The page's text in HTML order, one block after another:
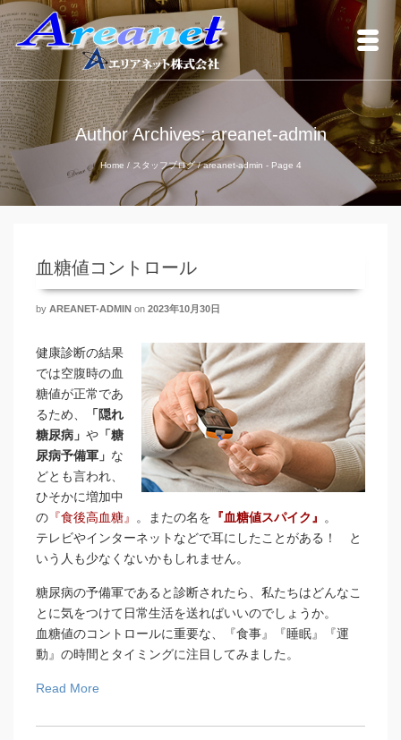
Author Archives: areanet-admin
Home / スタッフブログ / areanet-admin - Page 4
血糖値コントロール
by AREANET-ADMIN on 2023年10月30日
健康診断の結果
では空腹時の血
糖値が正常であ
るため、
「隠れ
糖尿病」 や 「糖
尿病予備軍」 な
どとも言われ、
ひそかに増加中
の 『食後高血糖』 。またの名を 『血糖値スパイク』
。
テレビやインターネットなどで耳にしたことがある！ と
いう人も少なくないかもしれません。
糖尿病の予備軍であると診断されたら、私たちはどんなこ
とに気をつけて日常生活を送ればいいのでしょうか。
血糖値のコントロールに重要な、『食事』『睡眠』『運
動』の時間とタイミングに注目してみました。
Read More